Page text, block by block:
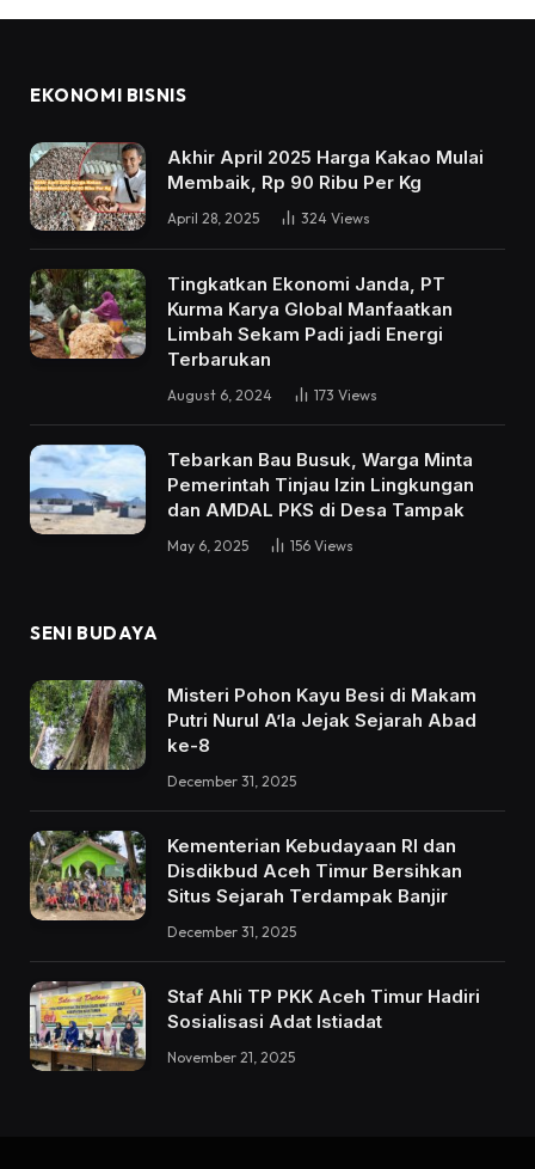
EKONOMI BISNIS
Akhir April 2025 Harga Kakao Mulai
Membaik, Rp 90 Ribu Per Kg
April 28, 2025 324 Views
Tingkatkan Ekonomi Janda, PT
Kurma Karya Global Manfaatkan
Limbah Sekam Padi jadi Energi
Terbarukan
August 6, 2024 173 Views
Tebarkan Bau Busuk, Warga Minta
Pemerintah Tinjau Izin Lingkungan
dan AMDAL PKS di Desa Tampak
May 6, 2025 156 Views
SENI BUDAYA
Misteri Pohon Kayu Besi di Makam
Putri Nurul A’la Jejak Sejarah Abad
ke-8
December 31, 2025
Kementerian Kebudayaan RI dan
Disdikbud Aceh Timur Bersihkan
Situs Sejarah Terdampak Banjir
December 31, 2025
Staf Ahli TP PKK Aceh Timur Hadiri
Sosialisasi Adat Istiadat
November 21, 2025